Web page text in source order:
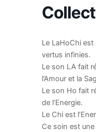
Le LaHoChi
vertus infinies.
Le son LA fait
l’Amour et la
Le son Ho fait
de l’Energie.
Le Chi est
Ce soin est